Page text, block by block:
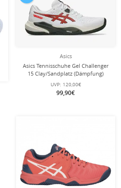
Asics
Asics Tennisschuhe Gel Challenger
15 Clay/Sandplatz (Dämpfung)
weiss/rot Herren
UVP: 120,00€
99,90€